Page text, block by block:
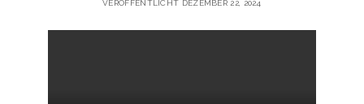
VERÖFFENTLICHT DEZEMBER 22, 2024